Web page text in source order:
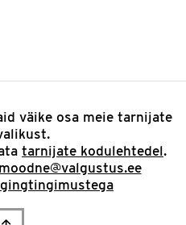
väike osa meie tarnijate
tarnijate kodulehtedel.
moodne@valgustus.ee